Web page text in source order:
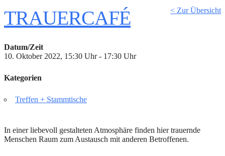
< Zur Übersicht
TRAUERCAFÉ
Datum/Zeit
10. Oktober 2022, 15:30 Uhr - 17:30 Uhr
Kategorien
Treffen + Stammtische
In einer liebevoll gestalteten Atmosphäre finden hier trauernde
Menschen Raum zum Austausch mit anderen Betroffenen.